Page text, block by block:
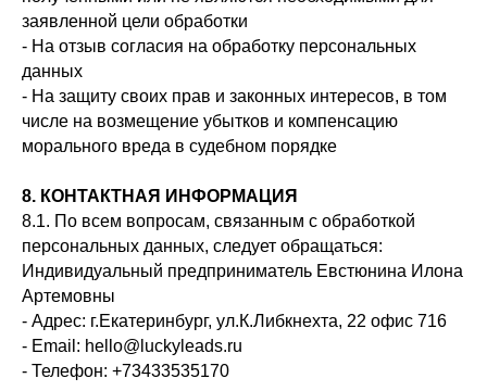
заявленной цели обработки
- На отзыв согласия на обработку персональных
данных
- На защиту своих прав и законных интересов, в том
числе на возмещение убытков и компенсацию
морального вреда в судебном порядке
8. КОНТАКТНАЯ ИНФОРМАЦИЯ
8.1. По всем вопросам, связанным с обработкой
персональных данных, следует обращаться:
Индивидуальный предприниматель Евстюнина Илона
Артемовны
- Адрес: г.Екатеринбург, ул.К.Либкнехта, 22 офис 716
- Email: hello@luckyleads.ru
- Телефон: +73433535170